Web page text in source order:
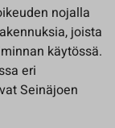
nojalla
joista
käytössä.
eri
Seinäjoen